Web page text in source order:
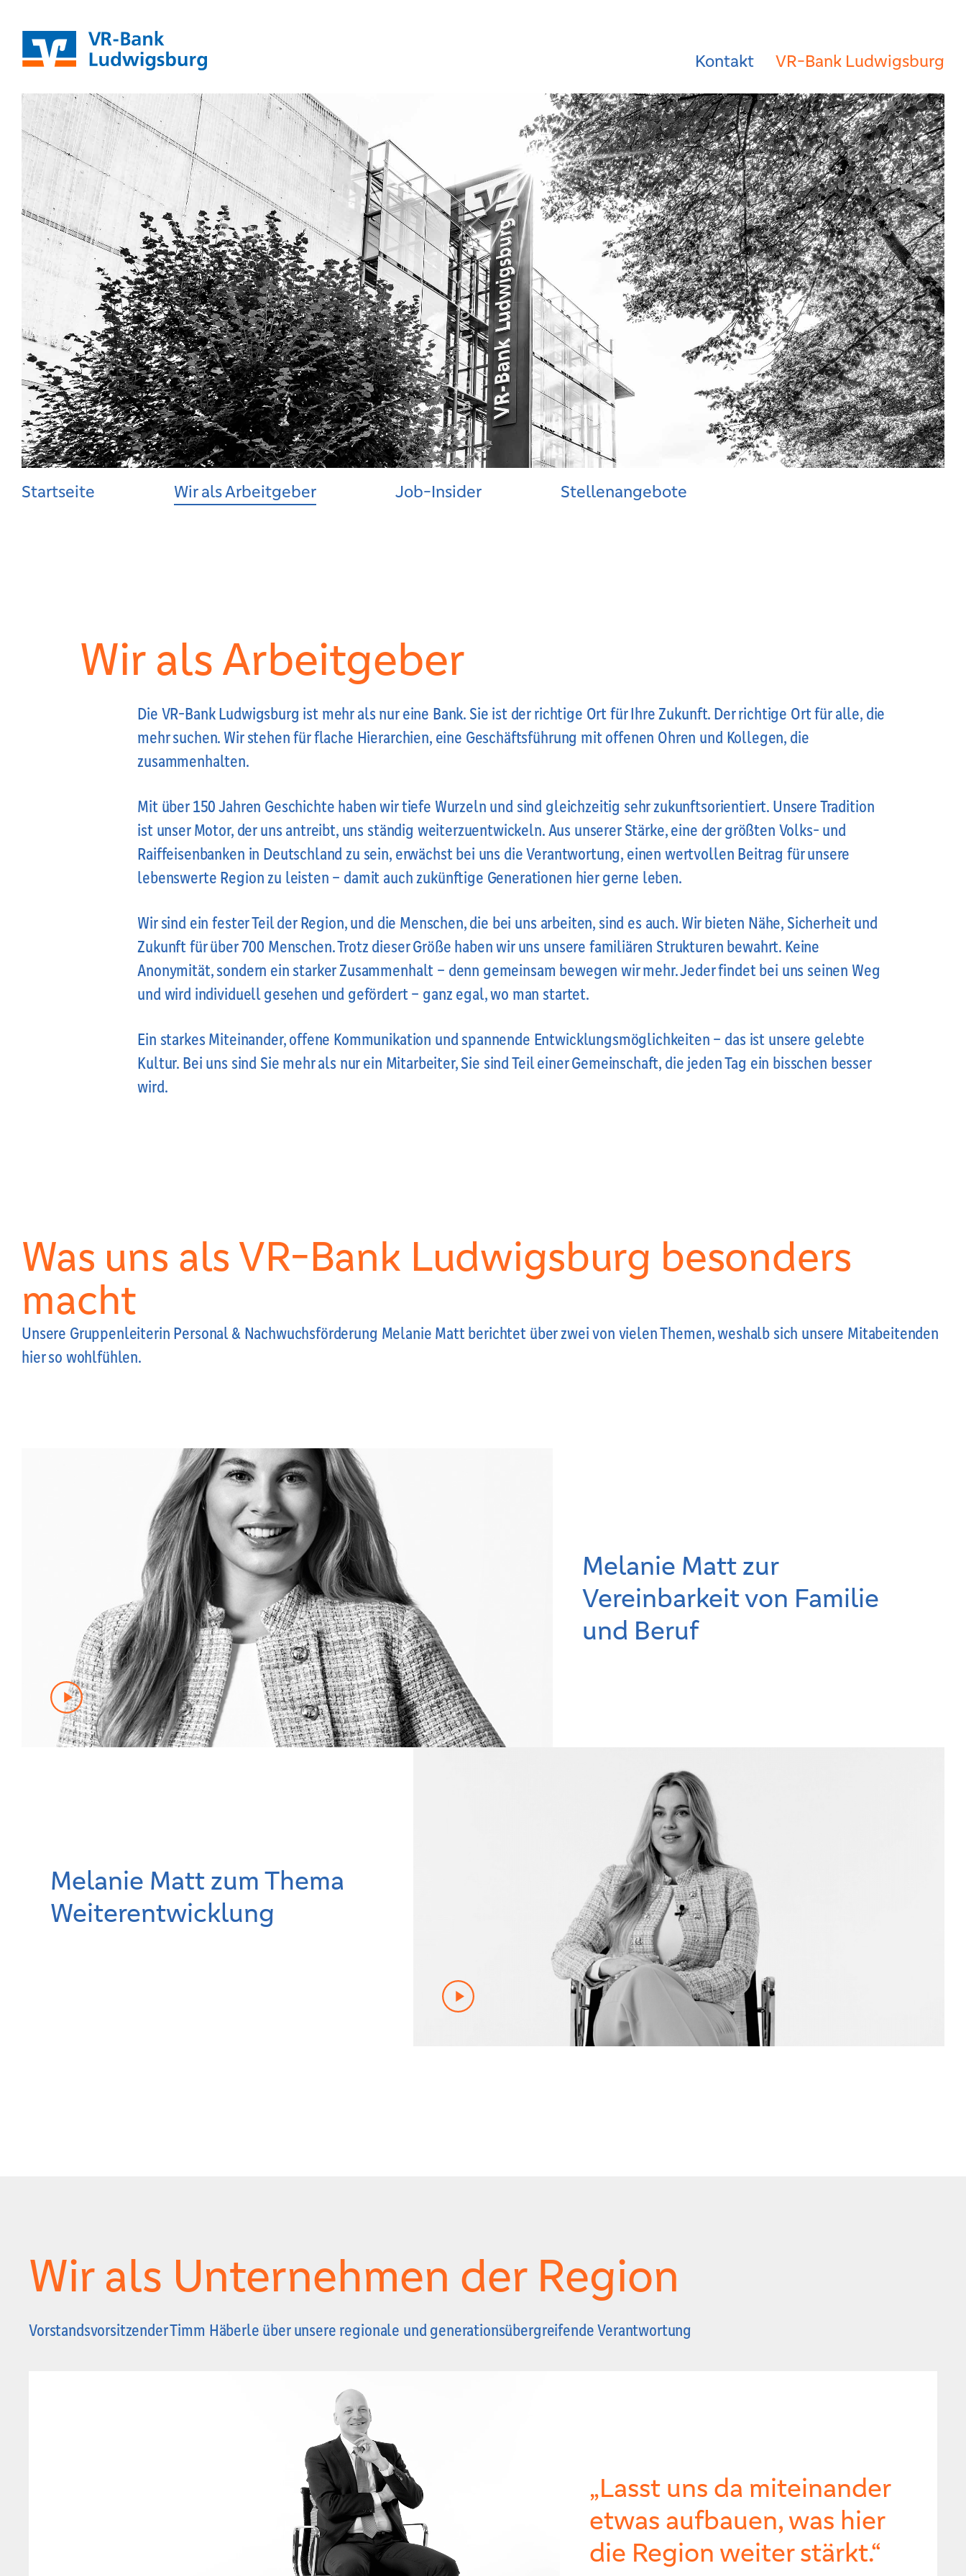
Kontakt VR-Bank Ludwigsburg
Startseite Wir als Arbeitgeber Job-Insider Stellenangebote
Wir als Arbeitgeber
Die VR-Bank Ludwigsburg ist mehr als nur eine Bank. Sie ist der richtige Ort für Ihre Zukunft. Der richtige Ort für alle, die
mehr suchen. Wir stehen für flache Hierarchien, eine Geschäftsführung mit offenen Ohren und Kollegen, die
zusammenhalten.
Mit über 150 Jahren Geschichte haben wir tiefe Wurzeln und sind gleichzeitig sehr zukunftsorientiert. Unsere Tradition
ist unser Motor, der uns antreibt, uns ständig weiterzuentwickeln. Aus unserer Stärke, eine der größten Volks- und
Raiffeisenbanken in Deutschland zu sein, erwächst bei uns die Verantwortung, einen wertvollen Beitrag für unsere
lebenswerte Region zu leisten – damit auch zukünftige Generationen hier gerne leben.
Wir sind ein fester Teil der Region, und die Menschen, die bei uns arbeiten, sind es auch. Wir bieten Nähe, Sicherheit und
Zukunft für über 700 Menschen. Trotz dieser Größe haben wir uns unsere familiären Strukturen bewahrt. Keine
Anonymität, sondern ein starker Zusammenhalt – denn gemeinsam bewegen wir mehr. Jeder findet bei uns seinen Weg
und wird individuell gesehen und gefördert – ganz egal, wo man startet.
Ein starkes Miteinander, offene Kommunikation und spannende Entwicklungsmöglichkeiten – das ist unsere gelebte
Kultur. Bei uns sind Sie mehr als nur ein Mitarbeiter, Sie sind Teil einer Gemeinschaft, die jeden Tag ein bisschen besser
wird.
Was uns als VR-Bank Ludwigsburg besonders
macht
Unsere Gruppenleiterin Personal & Nachwuchsförderung Melanie Matt berichtet über zwei von vielen Themen, weshalb sich unsere Mitabeitenden
hier so wohlfühlen.
Melanie Matt zur
Vereinbarkeit von Familie
und Beruf
Melanie Matt zum Thema
Weiterentwicklung
Wir als Unternehmen der Region
Vorstandsvorsitzender Timm Häberle über unsere regionale und generationsübergreifende Verantwortung
„Lasst uns da miteinander
etwas aufbauen, was hier
die Region weiter stärkt.“